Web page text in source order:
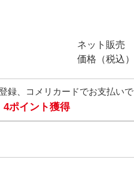
ネット販売
価格（税込）
録、コメリカードでお支払いで
4ポイント獲得